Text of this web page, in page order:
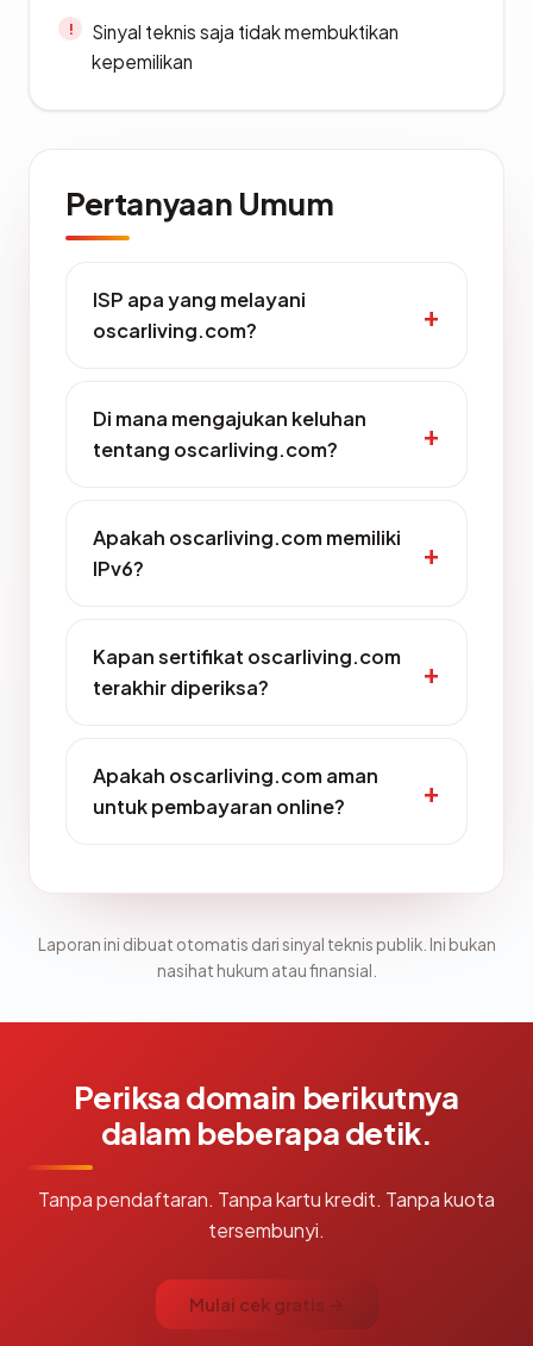
Sinyal teknis saja tidak membuktikan
kepemilikan
Pertanyaan Umum
ISP apa yang melayani
oscarliving.com?
Di mana mengajukan keluhan
tentang oscarliving.com?
Apakah oscarliving.com memiliki
IPv6?
Kapan sertifikat oscarliving.com
terakhir diperiksa?
Apakah oscarliving.com aman
untuk pembayaran online?
Laporan ini dibuat otomatis dari sinyal teknis publik. Ini bukan
nasihat hukum atau finansial.
Periksa domain berikutnya
dalam beberapa detik.
Tanpa pendaftaran. Tanpa kartu kredit. Tanpa kuota
tersembunyi.
Mulai cek gratis →